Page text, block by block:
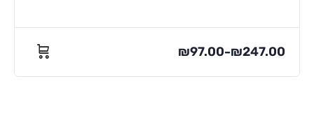
₪97.00–₪247.00